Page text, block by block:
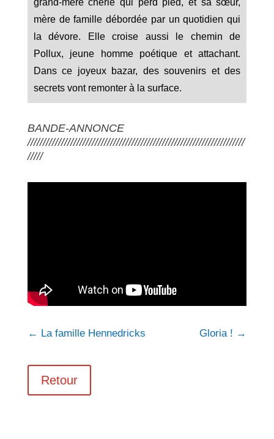
mère de famille débordée par un quotidien qui
la dévore. Elle croise aussi le chemin de
Pollux, jeune homme poétique et attachant.
Dans ce joyeux bazar, des souvenirs et des
secrets vont remonter à la surface.
BANDE-ANNONCE
///////////////////////////////////////////////////////////////////////
/////
← La famille Hennedricks Gloria ! →
Retour